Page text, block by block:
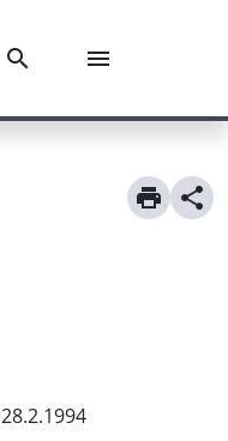
28.2.1994